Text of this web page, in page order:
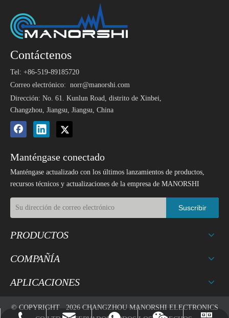
Contáctenos
Tel: +86-519-89185720
Correo electrónico: norr@manorshi.com
Dirección: No. 61. Kunlun Road, distrito de Xinbei,
Changzhou, Jiangsu, Jiangsu, China
Manténgase conectado
Manténgase actualizado con los últimos lanzamientos de productos,
recursos técnicos y actualizaciones de la empresa de MANORSHI
Suscribir
PRODUCTOS
COMPAÑÍA
APLICACIONES
© COPYRIGHT 2026CHANGZHOU MANORSHI ELECTRONICS